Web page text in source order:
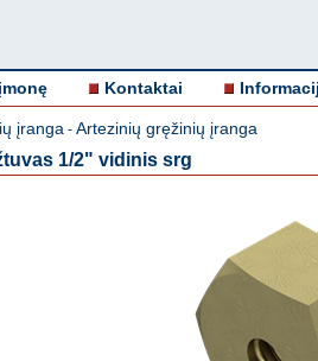
Kontaktai
įranga - Artezinių gręžinių įranga
1/2" vidinis srg